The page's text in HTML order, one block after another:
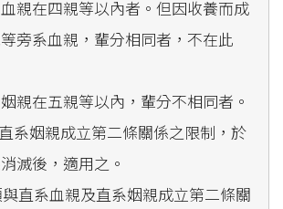
親在四親等以內者。但因收養而成
旁系血親，輩分相同者，不在此
親在五親等以內，輩分不相同者。
系姻親成立第二條關係之限制，於
滅後，適用之。
直系血親及直系姻親成立第二條關